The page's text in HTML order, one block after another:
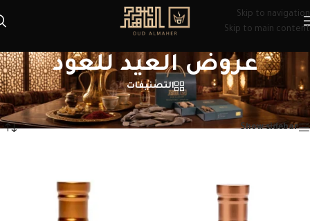
Skip to navigation
Skip to main content
عروض العيد للعود
التصنيفات
الرئيسية/منتجات تحت الوسم “عروض العيد للعود” عرض ⁦5⁩ من كل النتائج
Show sidebar